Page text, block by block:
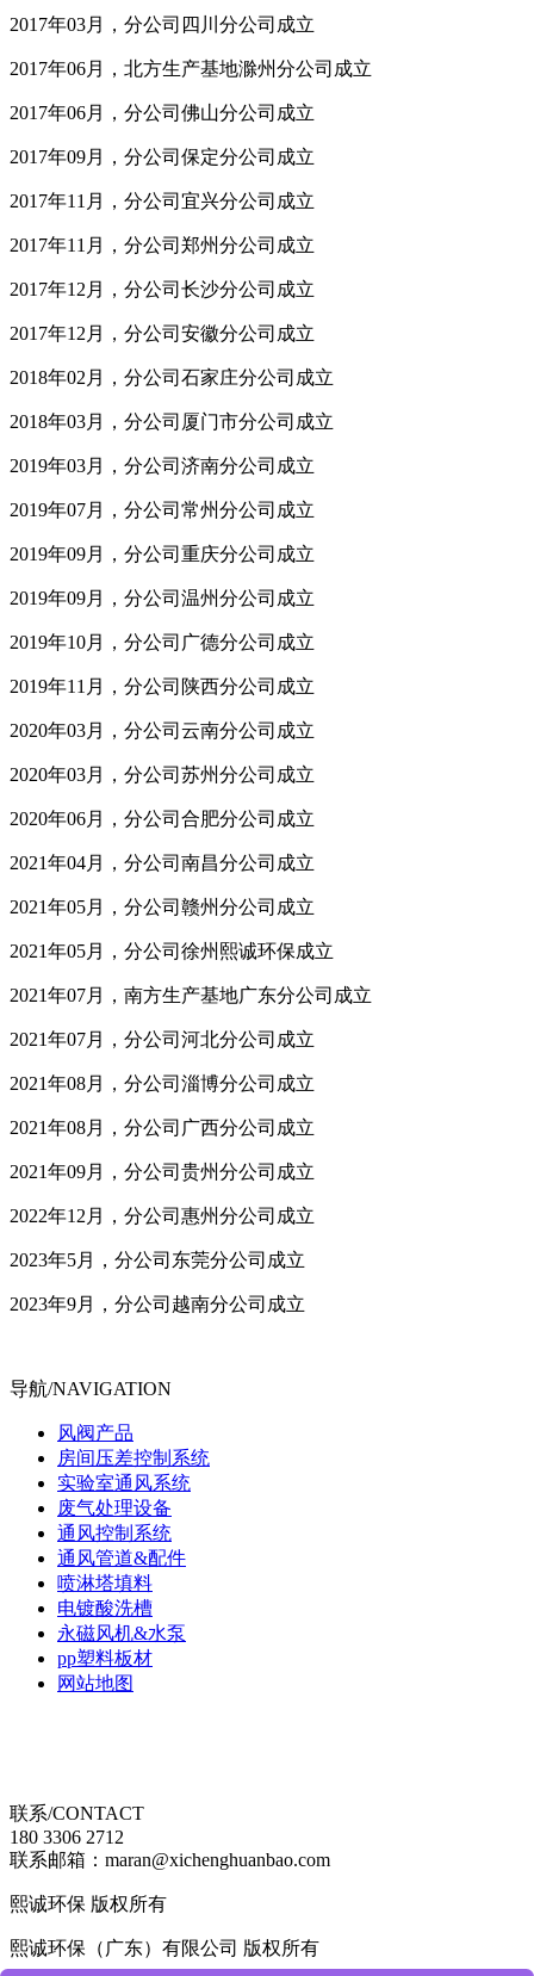
2017年03月，分公司四川分公司成立
2017年06月，北方生产基地滁州分公司成立
2017年06月，分公司佛山分公司成立
2017年09月，分公司保定分公司成立
2017年11月，分公司宜兴分公司成立
2017年11月，分公司郑州分公司成立
2017年12月，分公司长沙分公司成立
2017年12月，分公司安徽分公司成立
2018年02月，分公司石家庄分公司成立
2018年03月，分公司厦门市分公司成立
2019年03月，分公司济南分公司成立
2019年07月，分公司常州分公司成立
2019年09月，分公司重庆分公司成立
2019年09月，分公司温州分公司成立
2019年10月，分公司广德分公司成立
2019年11月，分公司陕西分公司成立
2020年03月，分公司云南分公司成立
2020年03月，分公司苏州分公司成立
2020年06月，分公司合肥分公司成立
2021年04月，分公司南昌分公司成立
2021年05月，分公司赣州分公司成立
2021年05月，分公司徐州熙诚环保成立
2021年07月，南方生产基地广东分公司成立
2021年07月，分公司河北分公司成立
2021年08月，分公司淄博分公司成立
2021年08月，分公司广西分公司成立
2021年09月，分公司贵州分公司成立
2022年12月，分公司惠州分公司成立
2023年5月，分公司东莞分公司成立
2023年9月，分公司越南分公司成立
导航/NAVIGATION
风阀产品
房间压差控制系统
实验室通风系统
废气处理设备
通风控制系统
通风管道&配件
喷淋塔填料
电镀酸洗槽
永磁风机&水泵
pp塑料板材
网站地图
联系/CONTACT
180 3306 2712
联系邮箱：maran@xichenghuanbao.com
熙诚环保 版权所有
熙诚环保（广东）有限公司 版权所有